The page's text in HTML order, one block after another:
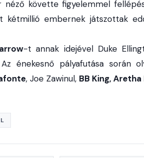
néző követte figyelemmel
embernek játszottak
-t annak idejével Duke
énekesnő pályafutása során
, Joe Zawinul, BB King,